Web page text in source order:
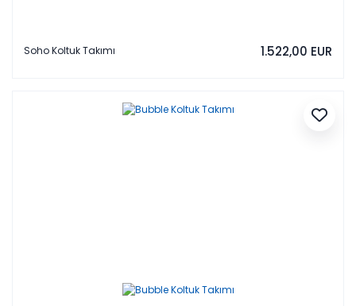
Soho Koltuk Takımı 1.522,00 EUR